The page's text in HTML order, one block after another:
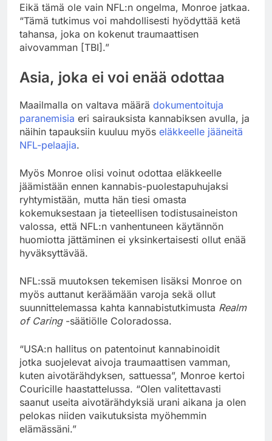
Eikä tämä ole vain NFL:n ongelma, Monroe jatkaa.
“Tämä tutkimus voi mahdollisesti hyödyttää ketä
tahansa, joka on kokenut traumaattisen
aivovamman [TBI].”
Asia, joka ei voi enää odottaa
Maailmalla on valtava määrä dokumentoituja
paranemisia eri sairauksista kannabiksen avulla, ja
näihin tapauksiin kuuluu myös eläkkeelle jääneitä
NFL-pelaajia.
Myös Monroe olisi voinut odottaa eläkkeelle
jäämistään ennen kannabis-puolestapuhujaksi
ryhtymistään, mutta hän tiesi omasta
kokemuksestaan ja tieteellisen todistusaineiston
valossa, että NFL:n vanhentuneen käytännön
huomiotta jättäminen ei yksinkertaisesti ollut enää
hyväksyttävää.
NFL:ssä muutoksen tekemisen lisäksi Monroe on
myös auttanut keräämään varoja sekä ollut
suunnittelemassa kahta kannabistutkimusta Realm
of Caring -säätiölle Coloradossa.
“USA:n hallitus on patentoinut kannabinoidit
jotka suojelevat aivoja traumaattisen vamman,
kuten aivotärähdyksen, sattuessa”, Monroe kertoi
Couricille haastattelussa. “Olen valitettavasti
saanut useita aivotärähdyksiä urani aikana ja olen
pelokas niiden vaikutuksista myöhemmin
elämässäni.”